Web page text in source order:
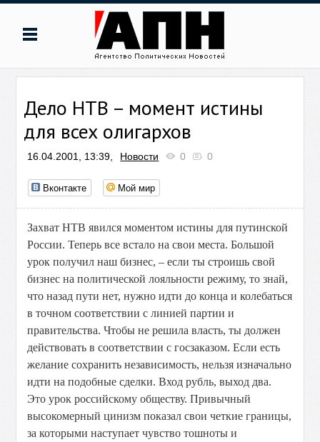
Дело НТВ – момент истины
для всех олигархов
16.04.2001, 13:39, Новости 0 0
Вконтакте Мой мир
Захват НТВ явился моментом истины для путинской
России. Теперь все встало на свои места. Большой
урок получил наш бизнес, – если ты строишь свой
бизнес на политической лояльности режиму, то знай,
что назад пути нет, нужно идти до конца и колебаться
в точном соответствии с линией партии и
правительства. Чтобы не решила власть, ты должен
действовать в соответствии с госзаказом. Если есть
желание сохранить независимость, нельзя изначально
идти на подобные сделки. Вход рубль, выход два.
Это урок российскому обществу. Привычный
высокомерный цинизм показал свои четкие границы,
за которыми наступает чувство тошноты и